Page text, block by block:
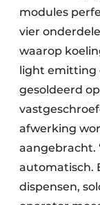
modules
vier
waarop
light emitting
gesoldeerd
afwerking
aangebracht.
automatisch.
dispensen,